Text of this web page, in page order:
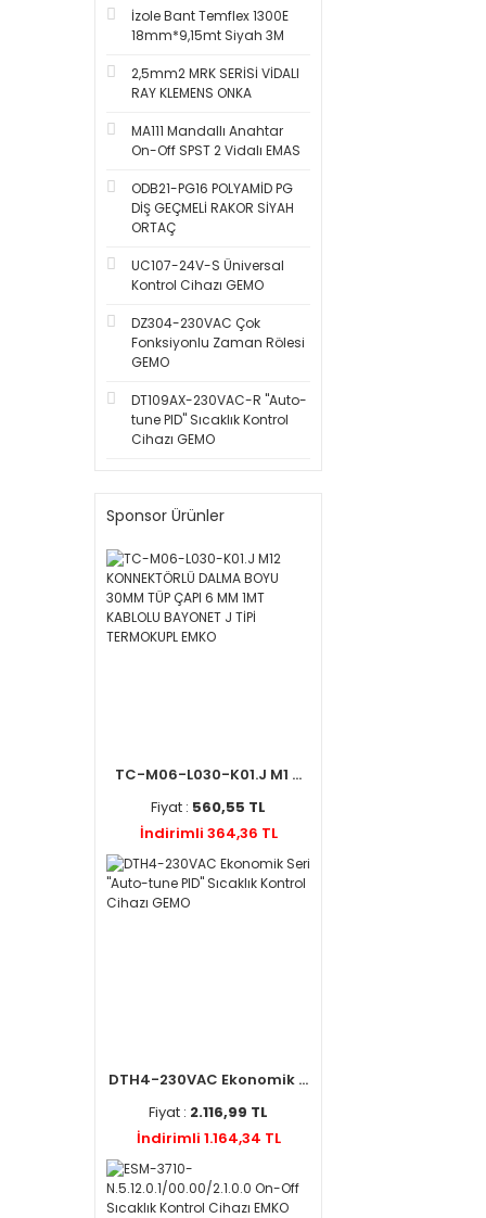
İzole Bant Temflex 1300E
18mm*9,15mt Siyah 3M
2,5mm2 MRK SERİSİ VİDALI
RAY KLEMENS ONKA
MA111 Mandallı Anahtar
On-Off SPST 2 Vidalı EMAS
ODB21-PG16 POLYAMİD PG
DİŞ GEÇMELİ RAKOR SİYAH
ORTAÇ
UC107-24V-S Üniversal
Kontrol Cihazı GEMO
DZ304-230VAC Çok
Fonksiyonlu Zaman Rölesi
GEMO
DT109AX-230VAC-R ''Auto-
tune PID'' Sıcaklık Kontrol
Cihazı GEMO
Sponsor Ürünler
TC-M06-L030-K01.J M1 ...
Fiyat : 560,55 TL
İndirimli 364,36 TL
DTH4-230VAC Ekonomik ...
Fiyat : 2.116,99 TL
İndirimli 1.164,34 TL